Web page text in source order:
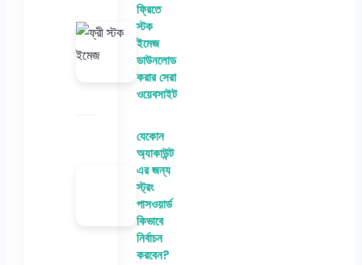
ফ্রিতে
স্টক
ইমেজ
ডাউনলোড
করার সেরা
ওয়েবসাইট
যেকোন
অ্যাকাউন্ট
এর জন্য
স্ট্রং
পাসওয়ার্ড
কিভাবে
নির্বাচন
করবেন?